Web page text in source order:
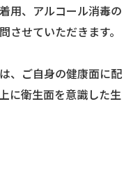
用、アルコール消毒の
させていただきます。
、ご自身の健康面に配
に衛生面を意識した生